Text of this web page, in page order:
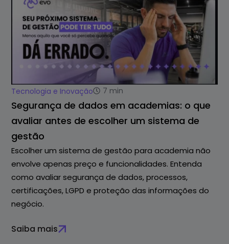
Tecnologia e Inovação 7 min
Segurança de dados em academias: o que
avaliar antes de escolher um sistema de
gestão
Escolher um sistema de gestão para academia não
envolve apenas preço e funcionalidades. Entenda
como avaliar segurança de dados, processos,
certificações, LGPD e proteção das informações do
negócio.
Saiba mais